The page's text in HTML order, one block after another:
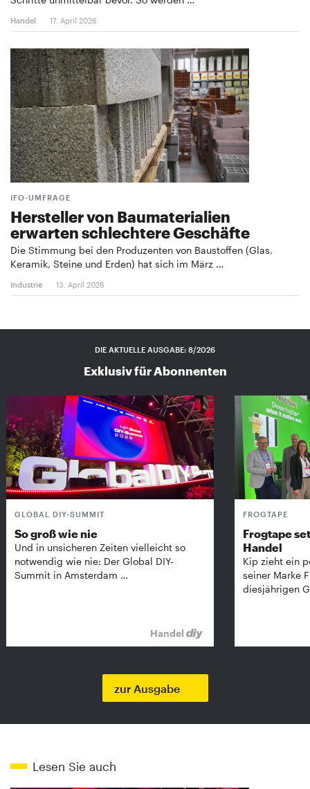
Handel 17. April 2026
IFO-UMFRAGE
Hersteller von Baumaterialien
erwarten schlechtere Geschäfte
Die Stimmung bei den Produzenten von Baustoffen (Glas,
Keramik, Steine und Erden) hat sich im März …
Industrie 13. April 2026
DIE AKTUELLE AUSGABE: 8/2026
Exklusiv für Abonnenten
GLOBAL DIY-SUMMIT
So groß wie nie
Und in unsicheren Zeiten vielleicht so
notwendig wie nie: Der Global DIY-
Summit in Amsterdam …
Handel
FROGTAPE
Frogtape
Handel
Kip zieht ein
seiner Marke
diesjährigen
zur Ausgabe
Lesen Sie auch